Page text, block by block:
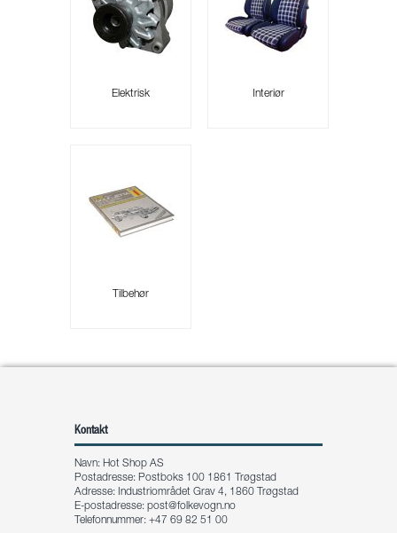
Elektrisk Interiør
Tilbehør
Kontakt
Navn: Hot Shop AS
Postadresse: Postboks 100 1861 Trøgstad
Adresse: Industriområdet Grav 4, 1860 Trøgstad
E-postadresse: post@folkevogn.no
Telefonnummer: +47 69 82 51 00